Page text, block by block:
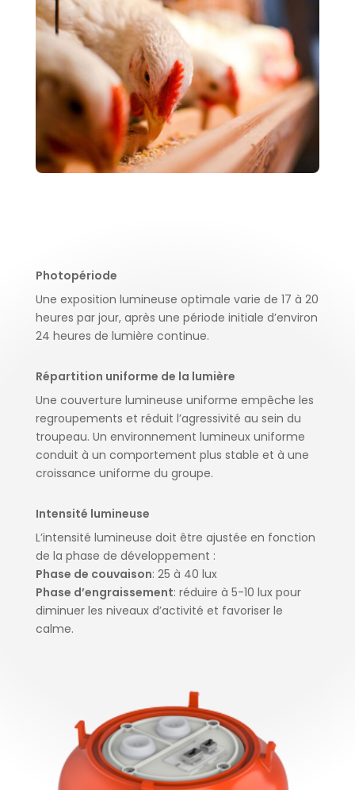
Photopériode
Une exposition lumineuse optimale varie de 17 à 20
heures par jour, après une période initiale d’environ
24 heures de lumière continue.
Répartition uniforme de la lumière
Une couverture lumineuse uniforme empêche les
regroupements et réduit l’agressivité au sein du
troupeau. Un environnement lumineux uniforme
conduit à un comportement plus stable et à une
croissance uniforme du groupe.
Intensité lumineuse
L’intensité lumineuse doit être ajustée en fonction
de la phase de développement :
Phase de couvaison: 25 à 40 lux
Phase d’engraissement: réduire à 5-10 lux pour
diminuer les niveaux d’activité et favoriser le
calme.